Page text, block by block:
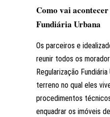
Como vai
Fundiária Urbana
Os parceiros e
reunir todos os
Regularização
terreno no qual eles
procedimentos
enquadrar os imóveis